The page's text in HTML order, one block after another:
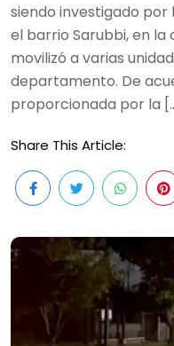
siendo investigado por
el barrio Sarubbi, en la
movilizó a varias
departamento. De
proporcionada por la
Share This Article: